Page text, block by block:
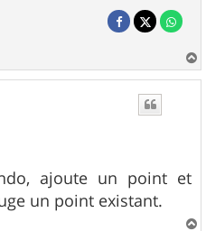
a
ajoute un point et
un point existant.